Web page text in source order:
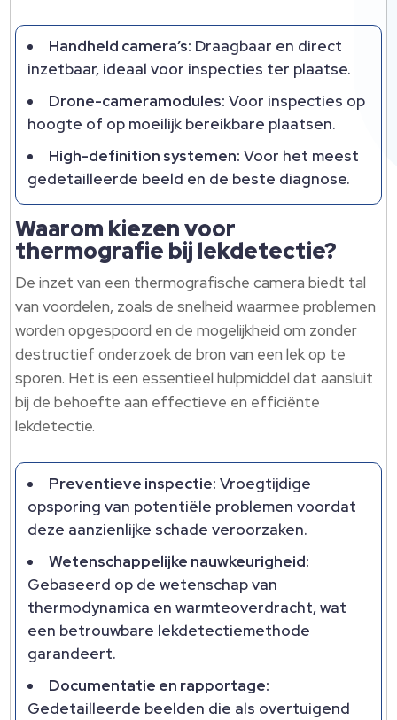
Handheld camera’s: Draagbaar en direct
inzetbaar, ideaal voor inspecties ter plaatse.​
Drone-cameramodules: Voor inspecties op
hoogte of op moeilijk bereikbare plaatsen.​
High-definition systemen: Voor het meest
gedetailleerde beeld en de beste diagnose.​
Waarom kiezen voor
thermografie bij lekdetectie?
De inzet van een thermografische camera biedt tal
van voordelen, zoals de snelheid waarmee problemen
worden opgespoord en de mogelijkheid om zonder
destructief onderzoek de bron van een lek op te
sporen.​ Het is een essentieel hulpmiddel dat aansluit
bij de behoefte aan effectieve en efficiënte
lekdetectie.​
Preventieve inspectie: Vroegtijdige
opsporing van potentiële problemen voordat
deze aanzienlijke schade veroorzaken.​
Wetenschappelijke nauwkeurigheid:
Gebaseerd op de wetenschap van
thermodynamica en warmteoverdracht, wat
een betrouwbare lekdetectiemethode
garandeert.​
Documentatie en rapportage:
Gedetailleerde beelden die als overtuigend